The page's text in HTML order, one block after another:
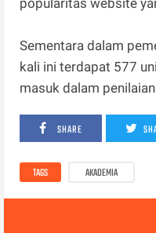
Sementara dalam
kali ini terdapat 577
masuk dalam
SHARE
TAGS AKADEMIA